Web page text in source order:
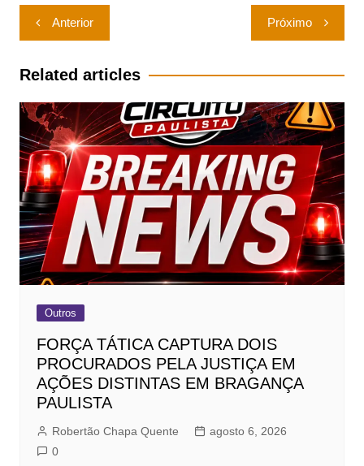
Navegação
de
Post
Anterior Próximo
Related articles
Outros
FORÇA TÁTICA CAPTURA DOIS
PROCURADOS PELA JUSTIÇA EM
AÇÕES DISTINTAS EM BRAGANÇA
PAULISTA
Robertão Chapa Quente
agosto 6, 2026
0